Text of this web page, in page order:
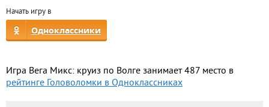
Начать игру в
Одноклассники
Игра Вега Микс: круиз по Волге занимает 487 место в
рейтинге Головоломки в Одноклассниках